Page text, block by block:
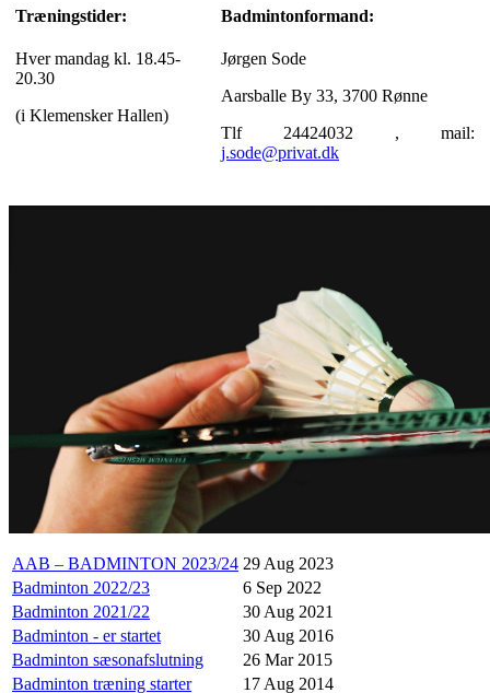
Træningstider:
Hver mandag kl. 18.45-
20.30
(i Klemensker Hallen)
Badmintonformand:
Jørgen Sode
Aarsballe By 33, 3700 Rønne
Tlf 24424032 , mail:
j.sode@privat.dk
AAB – BADMINTON 2023/24 29 Aug 2023
Badminton 2022/23
6 Sep 2022
Badminton 2021/22
30 Aug 2021
Badminton - er startet
30 Aug 2016
Badminton sæsonafslutning
26 Mar 2015
Badminton træning starter
17 Aug 2014